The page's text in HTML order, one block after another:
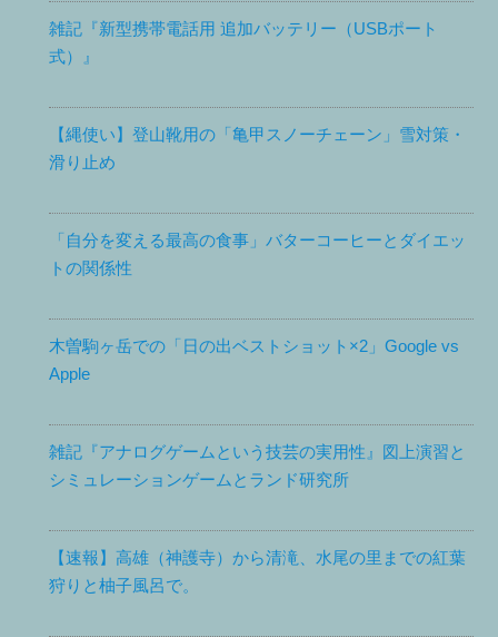
雑記『新型携帯電話用 追加バッテリー（USBポート
式）』
【縄使い】登山靴用の「亀甲スノーチェーン」雪対策・
滑り止め
「自分を変える最高の食事」バターコーヒーとダイエッ
トの関係性
木曽駒ヶ岳での「日の出ベストショット×2」Google vs
Apple
雑記『アナログゲームという技芸の実用性』図上演習と
シミュレーションゲームとランド研究所
【速報】高雄（神護寺）から清滝、水尾の里までの紅葉
狩りと柚子風呂で。